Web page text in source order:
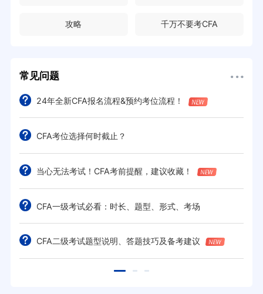
攻略 千万不要考CFA
常见问题
24年全新CFA报名流程&预约考位流程！
CFA考位选择何时截止？
当心无法考试！CFA考前提醒，建议收藏！
CFA一级考试必看：时长、题型、形式、考场
CFA二级考试题型说明、答题技巧及备考建议